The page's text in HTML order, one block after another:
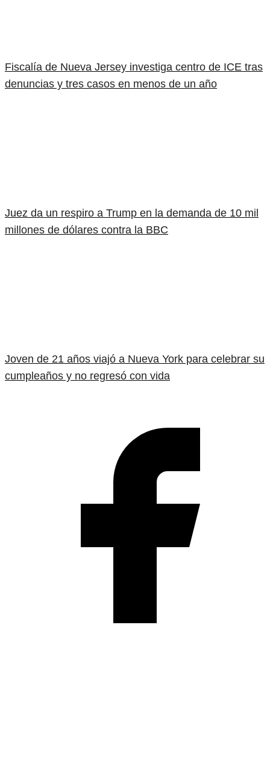
Fiscalía de Nueva Jersey investiga centro de ICE tras
denuncias y tres casos en menos de un año
Juez da un respiro a Trump en la demanda de 10 mil
millones de dólares contra la BBC
Joven de 21 años viajó a Nueva York para celebrar su
cumpleaños y no regresó con vida